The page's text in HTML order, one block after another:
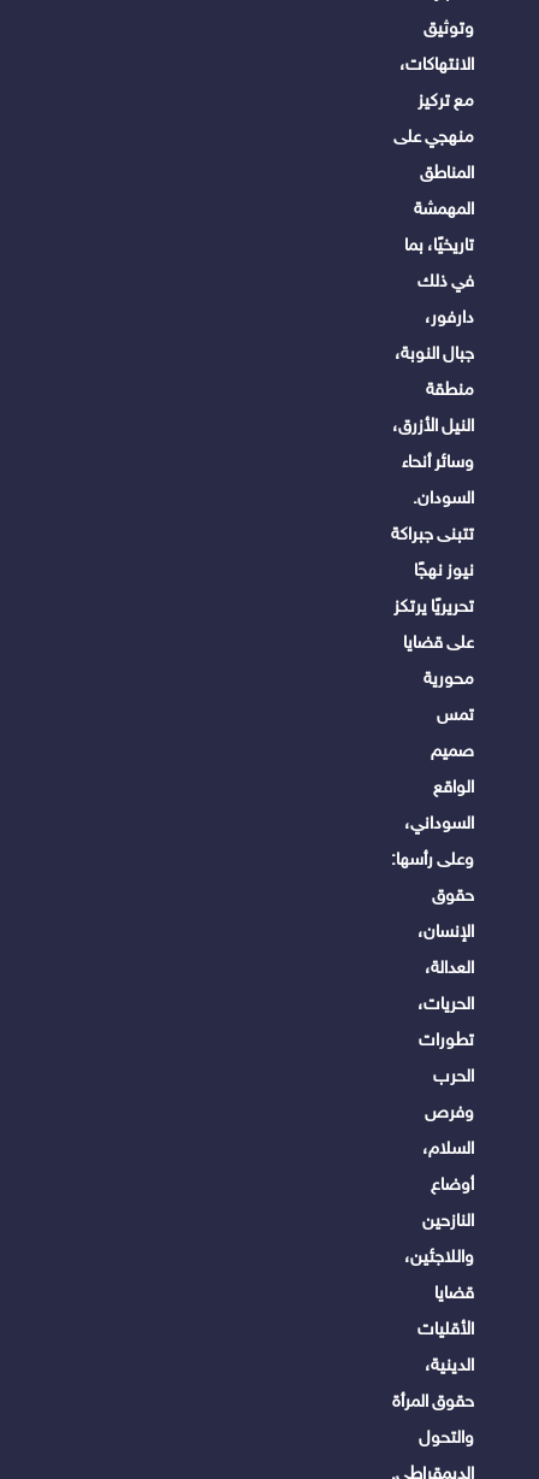
وتوثيق
الانتهاكات،
مع تركيز
منهجي على
المناطق
المهمشة
تاريخيًا، بما
في ذلك
دارفور،
جبال النوبة،
منطقة
النيل الأزرق،
وسائر أنحاء
السودان.
تتبنى جبراكة
نيوز نهجًا
تحريريًا يرتكز
على قضايا
محورية
تمس
صميم
الواقع
السوداني،
وعلى رأسها:
حقوق
الإنسان،
العدالة،
الحريات،
تطورات
الحرب
وفرص
السلام،
أوضاع
النازحين
واللاجئين،
قضايا
الأقليات
الدينية،
حقوق المرأة
والتحول
الديمقراطى.